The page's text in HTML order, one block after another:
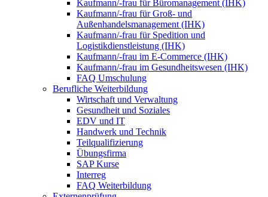
Kaufmann/-frau für Büromanagement (IHK)
Kaufmann/-frau für Groß- und
Außenhandelsmanagement (IHK)
Kaufmann/-frau für Spedition und
Logistikdienstleistung (IHK)
Kaufmann/-frau im E-Commerce (IHK)
Kaufmann/-frau im Gesundheitswesen (IHK)
FAQ Umschulung
Berufliche Weiterbildung
Wirtschaft und Verwaltung
Gesundheit und Soziales
EDV und IT
Handwerk und Technik
Teilqualifizierung
Übungsfirma
SAP Kurse
Interreg
FAQ Weiterbildung